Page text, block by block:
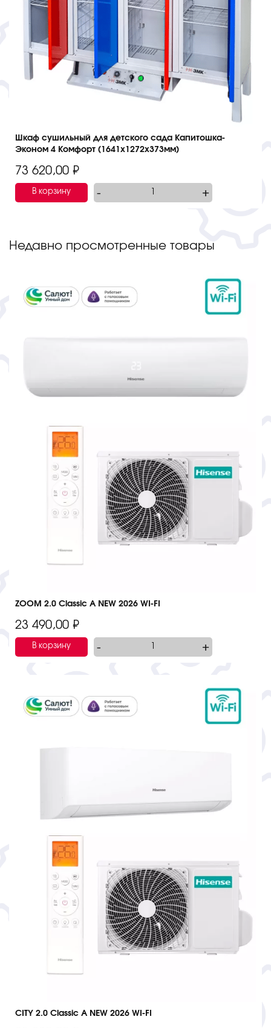
Шкаф сушильный для детского сада Капитошка-
Эконом 4 Комфорт (1641х1272х373мм)
73 620,00 ₽
В корзину +
-
Недавно просмотренные товары
ZOOM 2.0 Classic A NEW 2026 WI-FI
23 490,00 ₽
В корзину +
-
CITY 2.0 Classic A NEW 2026 WI-FI